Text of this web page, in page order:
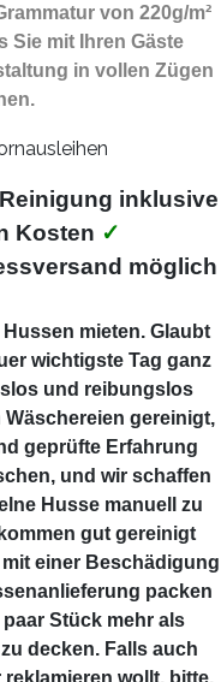
von 220g/m²
Sie mit Ihren Gäste
in vollen Zügen
Reinigung inklusive
Kosten ✓
möglich
mieten. Glaubt
wichtigste Tag ganz
und reibungslos
gereinigt,
geprüfte Erfahrung
und wir schaffen
Husse manuell zu
gut gereinigt
einer Beschädigung
packen
Stück mehr als
decken. Falls auch